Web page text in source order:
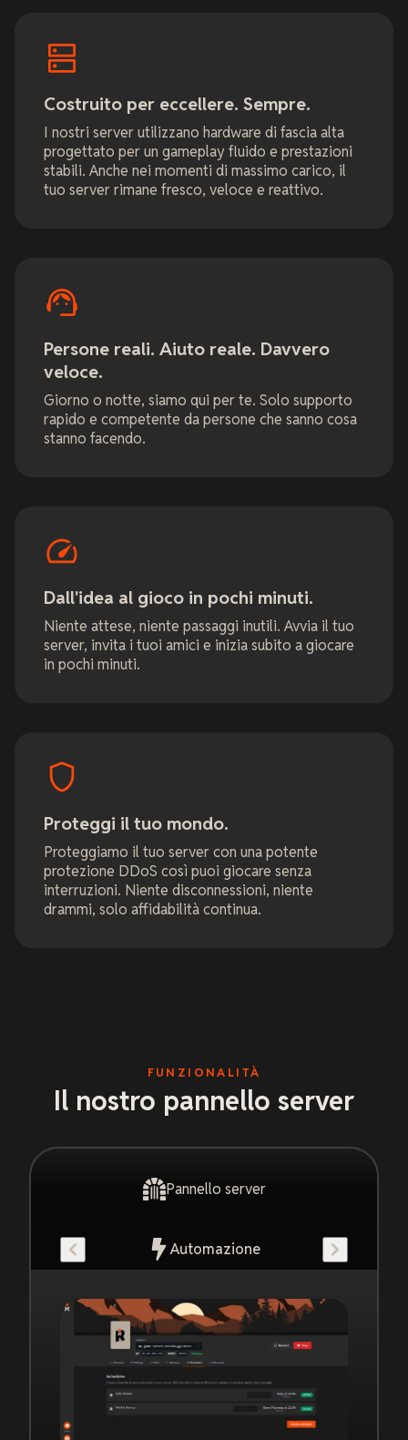
Costruito per eccellere. Sempre.
I nostri server utilizzano hardware di fascia alta
progettato per un gameplay fluido e prestazioni
stabili. Anche nei momenti di massimo carico, il
tuo server rimane fresco, veloce e reattivo.
Persone reali. Aiuto reale. Davvero
veloce.
Giorno o notte, siamo qui per te. Solo supporto
rapido e competente da persone che sanno cosa
stanno facendo.
Dall'idea al gioco in pochi minuti.
Niente attese, niente passaggi inutili. Avvia il tuo
server, invita i tuoi amici e inizia subito a giocare
in pochi minuti.
Proteggi il tuo mondo.
Proteggiamo il tuo server con una potente
protezione DDoS così puoi giocare senza
interruzioni. Niente disconnessioni, niente
drammi, solo affidabilità continua.
FUNZIONALITÀ
Il nostro pannello server
Pannello server
Automazione